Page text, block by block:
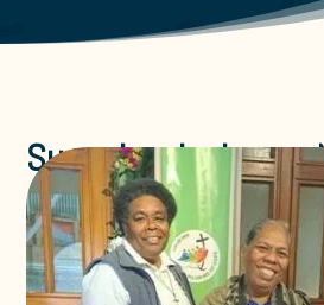
Suore in missione a
de France
Senza categoria